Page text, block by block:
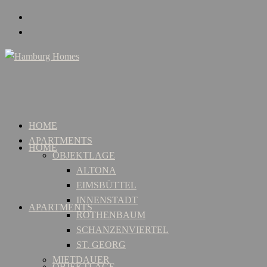
HOME
APARTMENTS
HOME
APARTMENTS
OBJEKTLAGE
ALTONA
EIMSBÜTTEL
INNENSTADT
ROTHENBAUM
SCHANZENVIERTEL
ST. GEORG
MIETDAUER